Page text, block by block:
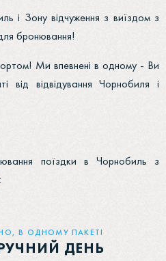
і Зону відчуження з виїздом з
бронювання!
Ми впевнені в одному - Ви
від відвідування Чорнобиля і
поїздки в Чорнобиль з
В ОДНОМУ ПАКЕТІ
ДЕНЬ